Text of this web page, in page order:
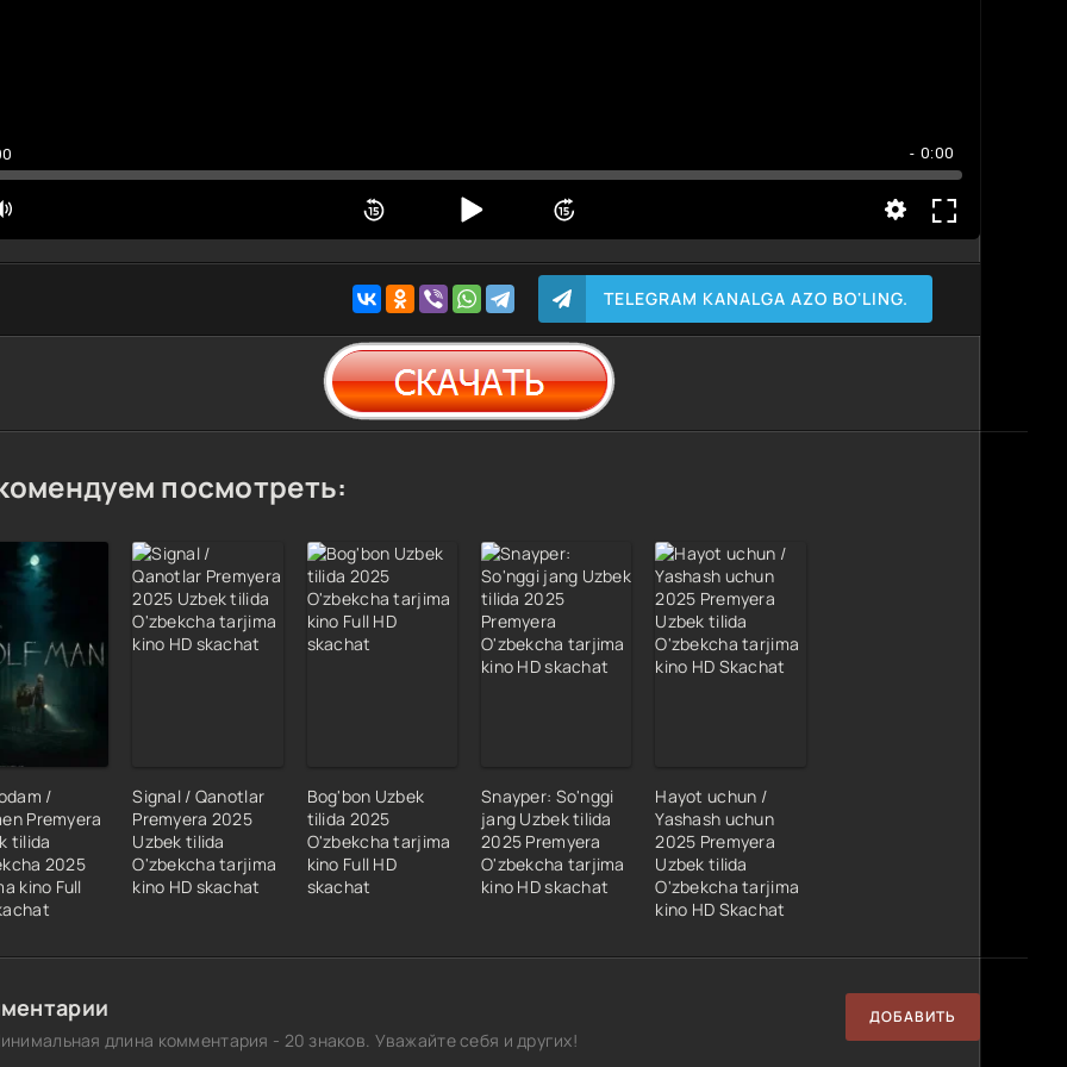
- 0:00
TELEGRAM KANALGA AZO BO'LING.
посмотреть:
/
Premyera
tilida
2025
kino Full
Signal / Qanotlar
Premyera 2025
Uzbek tilida
O'zbekcha tarjima
kino HD skachat
Bog'bon Uzbek
tilida 2025
O'zbekcha tarjima
kino Full HD
skachat
Snayper: So'nggi
jang Uzbek tilida
2025 Premyera
O'zbekcha tarjima
kino HD skachat
Hayot uchun /
Yashash uchun
2025 Premyera
Uzbek tilida
O'zbekcha tarjima
kino HD Skachat
длина комментария - 20 знаков. Уважайте себя и других!
ДОБАВИТЬ